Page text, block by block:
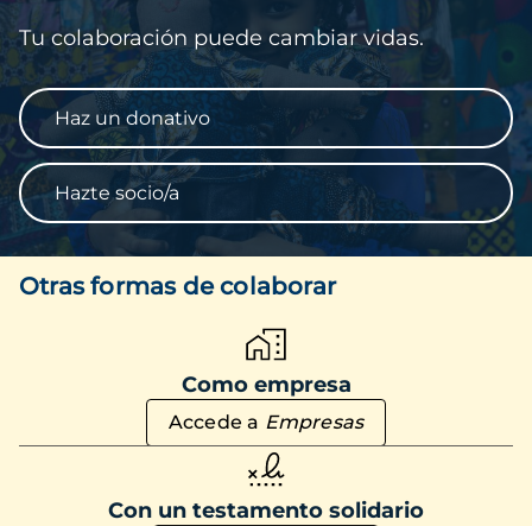
Tu colaboración puede cambiar vidas.
Haz un donativo
Hazte socio/a
Otras formas de colaborar
Como empresa
Accede a Empresas
Con un testamento solidario